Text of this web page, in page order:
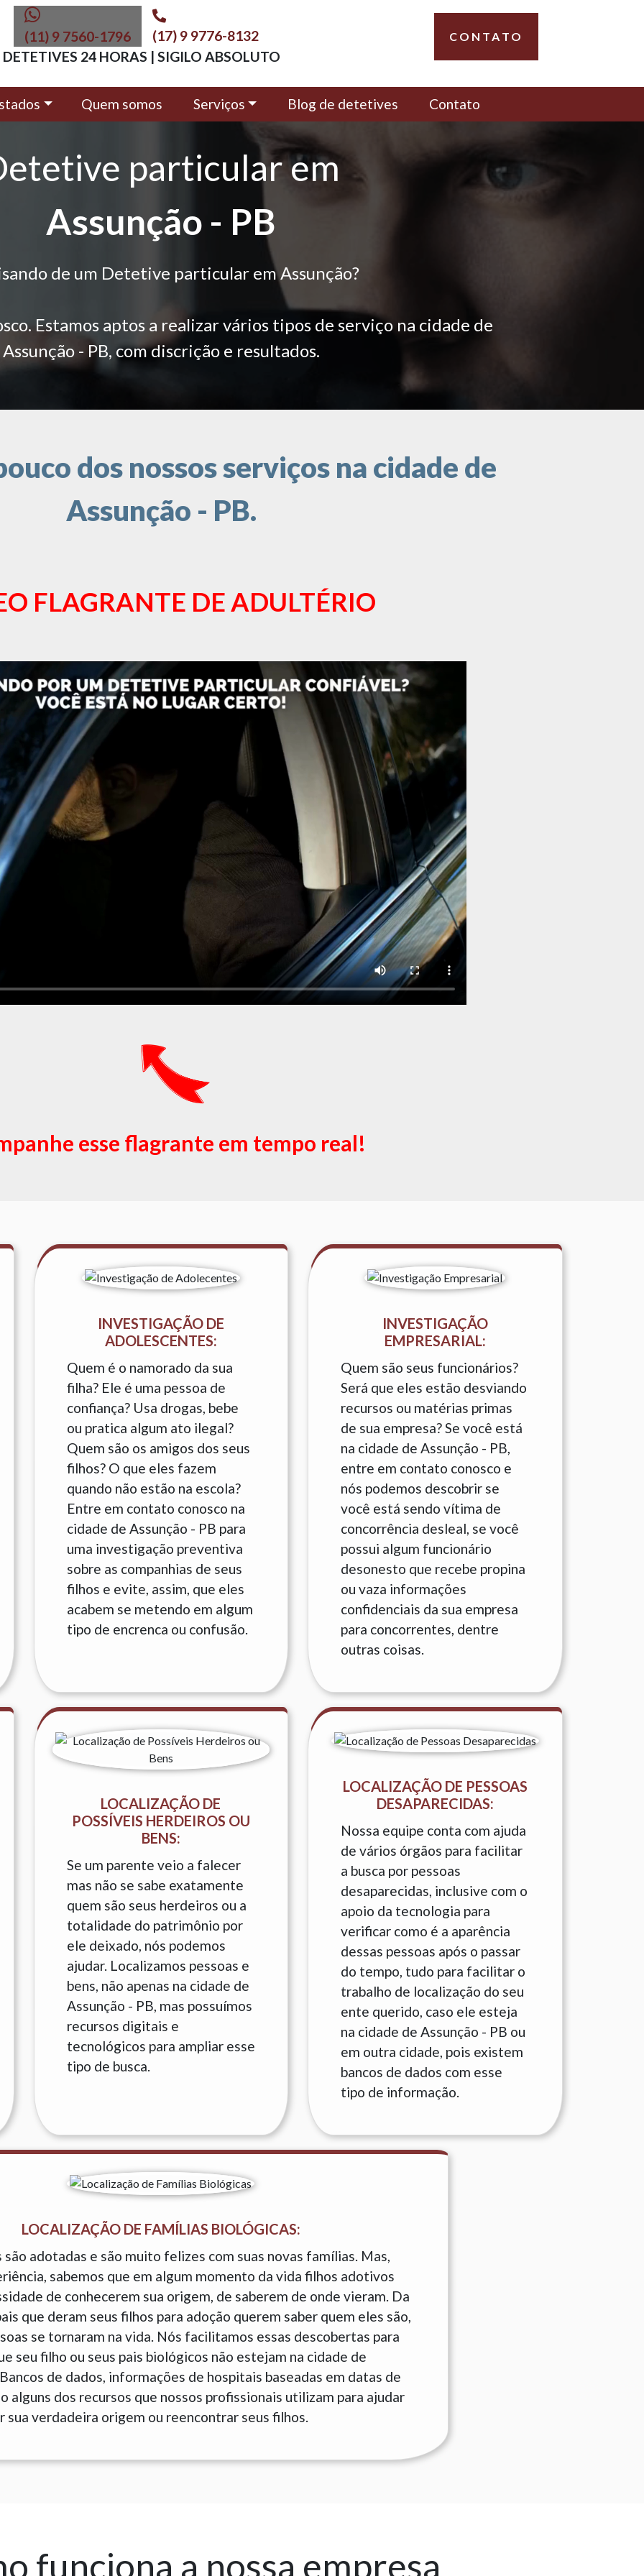
(11) 9 7560-1796
(17) 9 9776-8132
DETETIVES 24 HORAS | SIGILO ABSOLUTO
CONTATO
Quem somos Serviços Blog de detetives Contato
particular em
Assunção - PB
de um Detetive particular em Assunção?
Estamos aptos a realizar vários tipos de serviço na cidade de
Assunção - PB, com discrição e resultados.
dos nossos serviços na cidade de
Assunção - PB.
FLAGRANTE DE ADULTÉRIO
esse flagrante em tempo real!
INVESTIGAÇÃO DE
ADOLESCENTES:
Quem é o namorado da sua
filha? Ele é uma pessoa de
confiança? Usa drogas, bebe
ou pratica algum ato ilegal?
Quem são os amigos dos seus
filhos? O que eles fazem
quando não estão na escola?
Entre em contato conosco na
cidade de Assunção - PB para
uma investigação preventiva
sobre as companhias de seus
filhos e evite, assim, que eles
acabem se metendo em algum
tipo de encrenca ou confusão.
INVESTIGAÇÃO
EMPRESARIAL:
Quem são seus funcionários?
Será que eles estão desviando
recursos ou matérias primas
de sua empresa? Se você está
na cidade de Assunção - PB,
entre em contato conosco e
nós podemos descobrir se
você está sendo vítima de
concorrência desleal, se você
possui algum funcionário
desonesto que recebe propina
ou vaza informações
confidenciais da sua empresa
para concorrentes, dentre
outras coisas.
LOCALIZAÇÃO DE
POSSÍVEIS HERDEIROS OU
BENS:
Se um parente veio a falecer
mas não se sabe exatamente
quem são seus herdeiros ou a
totalidade do patrimônio por
ele deixado, nós podemos
ajudar. Localizamos pessoas e
bens, não apenas na cidade de
Assunção - PB, mas possuímos
recursos digitais e
tecnológicos para ampliar esse
tipo de busca.
LOCALIZAÇÃO DE PESSOAS
DESAPARECIDAS:
Nossa equipe conta com ajuda
de vários órgãos para facilitar
a busca por pessoas
desaparecidas, inclusive com o
apoio da tecnologia para
verificar como é a aparência
dessas pessoas após o passar
do tempo, tudo para facilitar o
trabalho de localização do seu
ente querido, caso ele esteja
na cidade de Assunção - PB ou
em outra cidade, pois existem
bancos de dados com esse
tipo de informação.
LOCALIZAÇÃO DE FAMÍLIAS BIOLÓGICAS:
adotadas e são muito felizes com suas novas famílias. Mas,
sabemos que em algum momento da vida filhos adotivos
de conhecerem sua origem, de saberem de onde vieram. Da
que deram seus filhos para adoção querem saber quem eles são,
se tornaram na vida. Nós facilitamos essas descobertas para
seu filho ou seus pais biológicos não estejam na cidade de
de dados, informações de hospitais baseadas em datas de
alguns dos recursos que nossos profissionais utilizam para ajudar
sua verdadeira origem ou reencontrar seus filhos.
funciona a nossa empresa